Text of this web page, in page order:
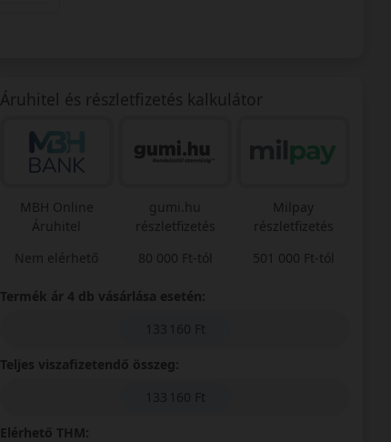
Áruhitel és részletfizetés kalkulátor
MBH Online
Áruhitel
Nem elérhető
gumi.hu
részletfizetés
80 000 Ft-tól
Milpay
részletfizetés
501 000 Ft-tól
Termék ár 4 db vásárlása esetén:
133 160 Ft
Teljes viszafizetendő összeg:
133 160 Ft
Elérhető THM: